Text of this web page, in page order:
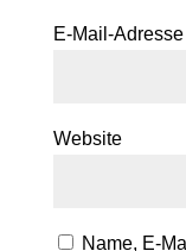
E-Mail-Adresse
Website
Name, E-